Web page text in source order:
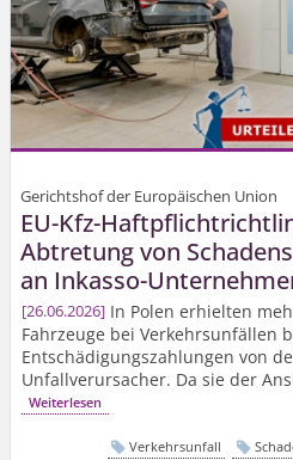
Gerichtshof der Europäischen Union
EU-Kfz-
Abtretung von
an Inkasso-
26.06.2026 In Polen erhielten
Fahrzeuge bei Verkehrsunfällen
Entschädi­gungszahlungen von
Unfallverursacher. Da sie der
Weiterlesen
Verkehrsunfall